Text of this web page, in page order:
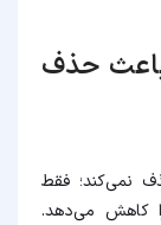
باعث حذف
نمی‌کند؛ فقط
کاهش می‌دهد.